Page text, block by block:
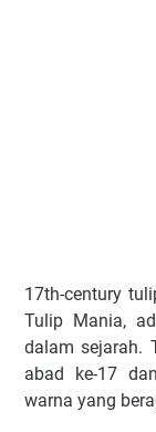
17th-century
Tulip Mania,
dalam sejarah.
abad ke-17
warna yang